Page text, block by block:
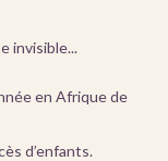
invisible...
en Afrique de
d’enfants.